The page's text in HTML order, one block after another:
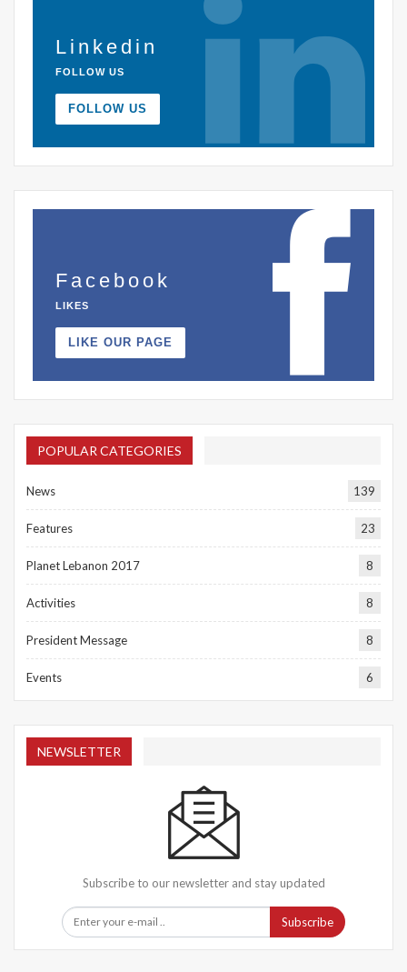
Linkedin
FOLLOW US
FOLLOW US
Facebook
LIKES
LIKE OUR PAGE
POPULAR CATEGORIES
News 139
Features 23
Planet Lebanon 2017 8
Activities 8
President Message 8
Events 6
NEWSLETTER
Subscribe to our newsletter and stay updated
Subscribe